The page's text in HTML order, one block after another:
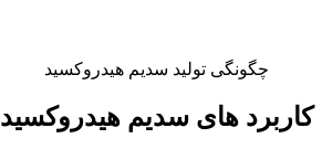
چگونگی تولید سدیم هیدروکسید
کاربرد های سدیم هیدروکسید